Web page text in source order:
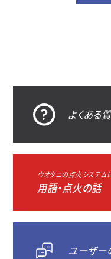
よくある
ウオタニの点火システム
用語・点火の話
ユーザー